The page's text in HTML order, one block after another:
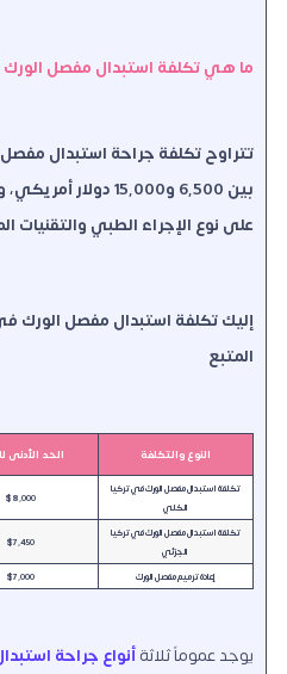
ما هي تكلفة استبدال مفصل
تتراوح تكلفة جراحة استبدال
بين 6,500 و15,000
على نوع الإجراء الطبي والتقنيات
إليك تكلفة استبدال مفصل الورك في
المتبع
النوع والتكلفة الحد الأدنى
تكلفة استبدال مفصل الورك في تركيا
الكلي
$8,000
تكلفة استبدال مفصل الورك في تركيا
الجزئي
$7,450
إعادة ترميم مفصل الورك $7,000
يوجد عموماً ثلاثةأنواع جراحة